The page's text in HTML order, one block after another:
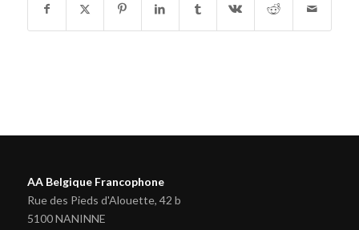
AA Belgique Francophone
Rue des Pieds d'Alouette, 42 b
5100 NANINNE